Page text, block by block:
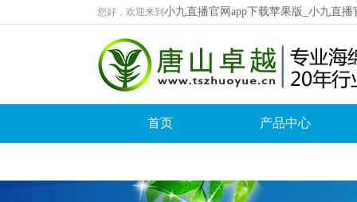
您好，欢迎来到 小九直播官网app下载苹果版_小九直播
首页 产品中心